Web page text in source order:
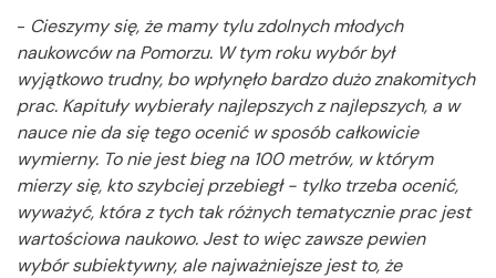
- Cieszymy się, że mamy tylu zdolnych młodych
naukowców na Pomorzu. W tym roku wybór był
wyjątkowo trudny, bo wpłynęło bardzo dużo znakomitych
prac. Kapituły wybierały najlepszych z najlepszych, a w
nauce nie da się tego ocenić w sposób całkowicie
wymierny. To nie jest bieg na 100 metrów, w którym
mierzy się, kto szybciej przebiegł - tylko trzeba ocenić,
wyważyć, która z tych tak różnych tematycznie prac jest
wartościowa naukowo. Jest to więc zawsze pewien
wybór subiektywny, ale najważniejsze jest to, że